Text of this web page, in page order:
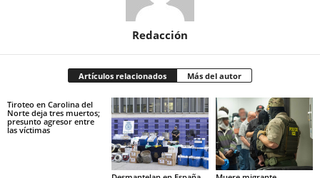
Redacción
Artículos relacionados Más del autor
Tiroteo en Carolina del
Norte deja tres muertos;
presunto agresor entre
las víctimas